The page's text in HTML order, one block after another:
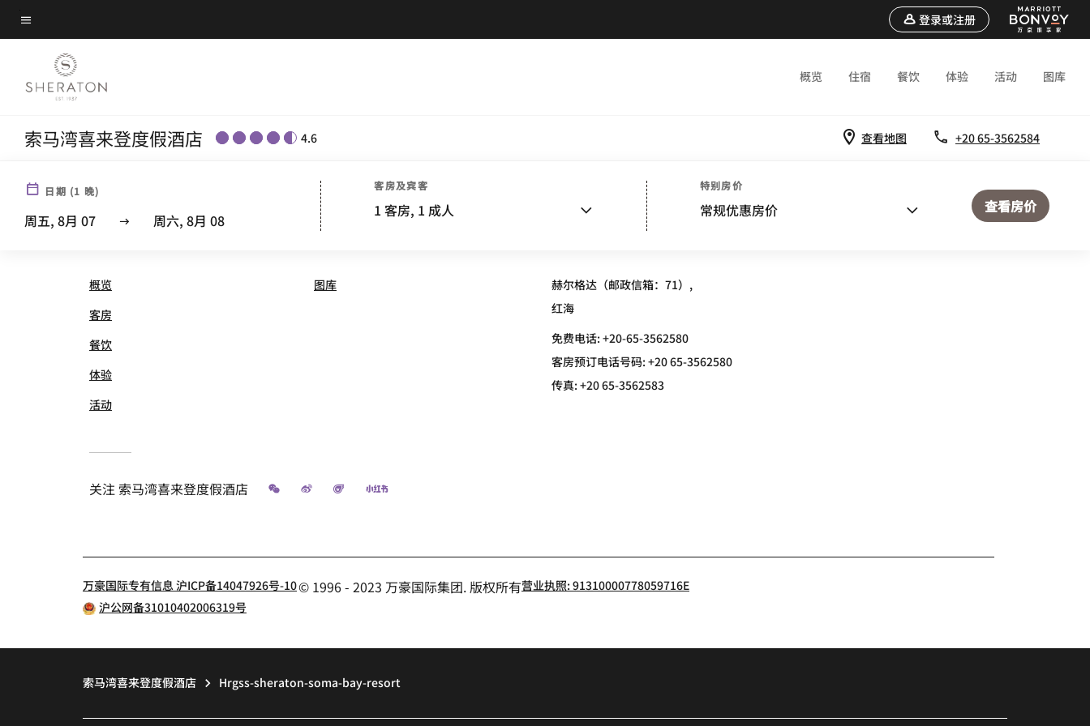
Skip
to
content
菜单文本
登录或注册
概览 住宿 餐饮 体验 活动 图库
索马湾喜来登度假酒店 4.6 查看地图 +20 65-3562584
日期 (1 晚)
周五, 8月 07 周六, 8月 08
客房及宾客
1 客房, 1 成人
特别房价
常规优惠房价 查看房价
SHERATON SOMA BAY RESORT
概览
客房
餐饮
体验
活动
图库
赫尔格达（邮政信箱：71）,
红海
免费电话:+20-65-3562580
客房预订电话号码: +20 65-3562580
传真:+20 65-3562583
关注 索马湾喜来登度假酒店 微信 微博 飞猪 小红书
万豪国际专有信息 沪ICP备14047926号-10© 1996 - 2023 万豪国际集团. 版权所有营业执照: 91310000778059716E
沪公网备31010402006319号
索马湾喜来登度假酒店 Hrgss-sheraton-soma-bay-resort